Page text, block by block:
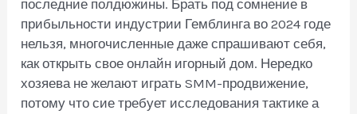
последние полдюжины. Брать под сомнение в
прибыльности индустрии Гемблинга во 2024 годе
нельзя, многочисленные даже спрашивают себя,
как открыть свое онлайн игорный дом. Нередко
хозяева не желают играть SMM-продвижение,
потому что сие требует исследования тактике а